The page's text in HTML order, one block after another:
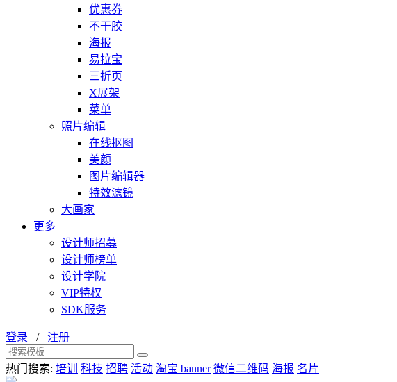
优惠券
不干胶
海报
易拉宝
三折页
X展架
菜单
照片编辑
在线抠图
美颜
图片编辑器
特效滤镜
大画家
更多
设计师招募
设计师榜单
设计学院
VIP特权
SDK服务
登录 / 注册
热门搜索: 培训 科技 招聘 活动 淘宝 banner 微信二维码 海报 名片